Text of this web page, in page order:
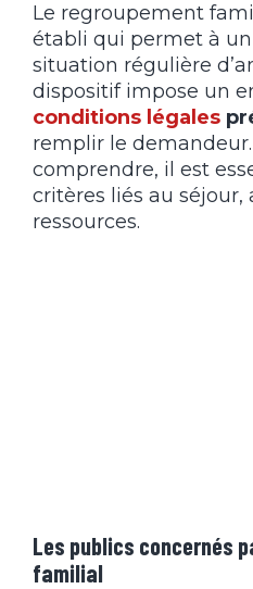
Le regroupement
établi qui permet à
situation régulière
dispositif impose un
conditions légales
remplir le
comprendre, il est
critères liés au
ressources.
Les publics concernés
familial